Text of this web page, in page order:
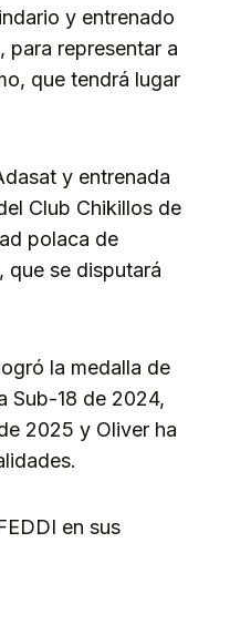
y entrenado
para representar a
que tendrá lugar
y entrenada
Club Chikillos de
polaca de
que se disputará
la medalla de
Sub-18 de 2024,
2025 y Oliver ha
en sus